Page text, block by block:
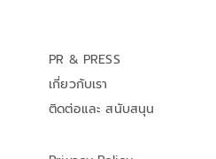
PR & PRESS
เกี่ยวกับเรา
ติดต่อและ สนับสนุน